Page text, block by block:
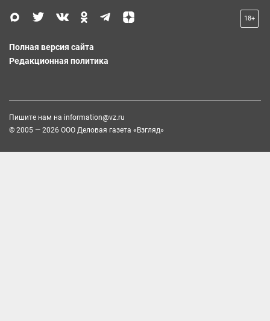
18+
Полная версия сайта
Редакционная политика
Пишите нам на information@vz.ru
© 2005 — 2026 ООО Деловая газета «Взгляд»